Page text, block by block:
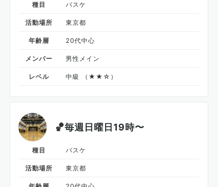
種目 バスケ
活動場所 東京都
年齢層 20代中心
メンバー 男性メイン
レベル 中級 （★★☆）
🏀毎週日曜日19時〜
種目 バスケ
活動場所 東京都